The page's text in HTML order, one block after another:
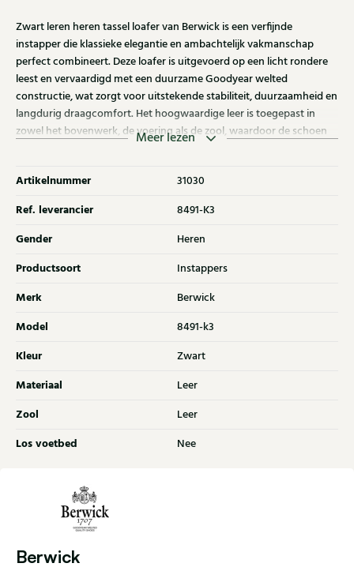
Zwart leren heren tassel loafer van Berwick is een verfijnde
instapper die klassieke elegantie en ambachtelijk vakmanschap
perfect combineert. Deze loafer is uitgevoerd op een licht rondere
leest en vervaardigd met een duurzame Goodyear welted
constructie, wat zorgt voor uitstekende stabiliteit, duurzaamheid en
langdurig draagcomfort. Het hoogwaardige leer is toegepast in
zowel het bovenwerk, de voering als de zool, waardoor de schoen
Meer lezen
Artikelnummer 31030
Ref. leverancier 8491-K3
Gender Heren
Productsoort Instappers
Merk Berwick
Model 8491-k3
Kleur Zwart
Materiaal Leer
Zool Leer
Los voetbed Nee
Berwick